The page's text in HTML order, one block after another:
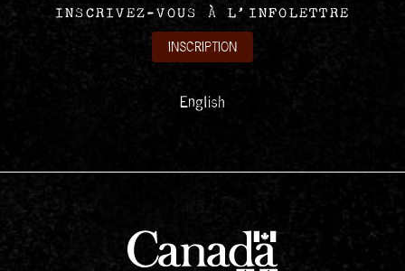
INSCRIVEZ-VOUS À L’INFOLETTRE
INSCRIPTION
English